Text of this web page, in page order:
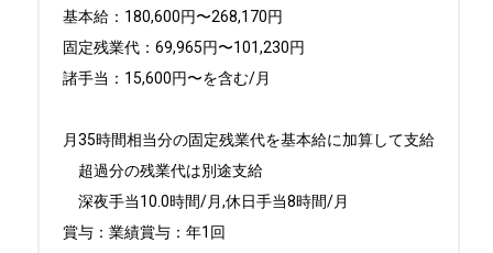
基本給：180,600円〜268,170円
固定残業代：69,965円〜101,230円
諸⼿当：15,600円〜を含む/⽉
月35時間相当分の固定残業代を基本給に加算して支給
超過分の残業代は別途支給
深夜⼿当10.0時間/⽉,休⽇⼿当8時間/⽉
賞与：業績賞与：年1回